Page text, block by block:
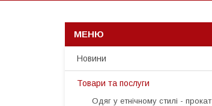
Новини
Товари та послуги
Одяг у етнічному стилі - прокат